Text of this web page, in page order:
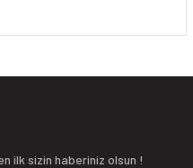
ilk sizin haberiniz olsun !